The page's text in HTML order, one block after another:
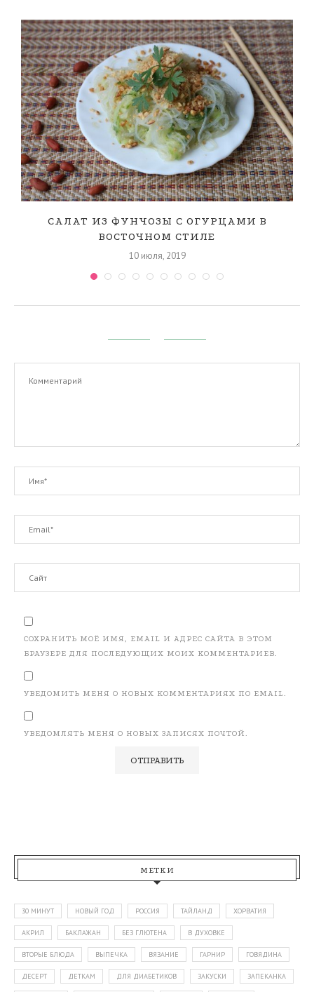
САЛАТ ИЗ ФУНЧОЗЫ С ОГУРЦАМИ В
ВОСТОЧНОМ СТИЛЕ
10 июля, 2019
СОХРАНИТЬ МОЁ ИМЯ, EMAIL И АДРЕС САЙТА В ЭТОМ
БРАУЗЕРЕ ДЛЯ ПОСЛЕДУЮЩИХ МОИХ КОММЕНТАРИЕВ.
УВЕДОМИТЬ МЕНЯ О НОВЫХ КОММЕНТАРИЯХ ПО EMAIL.
УВЕДОМЛЯТЬ МЕНЯ О НОВЫХ ЗАПИСЯХ ПОЧТОЙ.
МЕТКИ
30 МИНУТ НОВЫЙ ГОД РОССИЯ ТАЙЛАНД ХОРВАТИЯ
АКРИЛ БАКЛАЖАН БЕЗ ГЛЮТЕНА В ДУХОВКЕ
ВТОРЫЕ БЛЮДА ВЫПЕЧКА ВЯЗАНИЕ ГАРНИР ГОВЯДИНА
ДЕСЕРТ ДЕТКАМ ДЛЯ ДИАБЕТИКОВ ЗАКУСКИ ЗАПЕКАНКА